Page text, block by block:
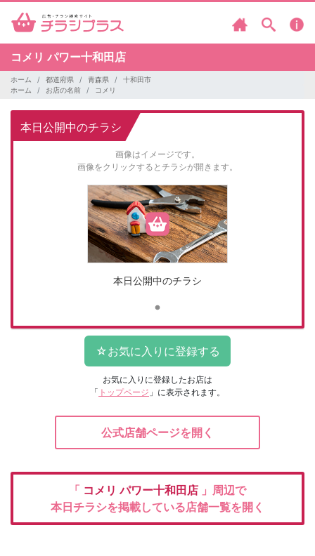
コメリ パワー十和田店
ホーム 都道府県 青森県
十和田市
ホーム
お店の名前 コメリ
本日公開中のチラシ
画像はイメージです。
画像をクリックするとチラシが開きます。
本日公開中のチラシ
お気に入りに登録したお店は
「 トップページ 」に表示されます。
公式店舗ページを開く
「 コメリパワー十和田店 」周辺で
本日チラシを掲載している店舗一覧を開く